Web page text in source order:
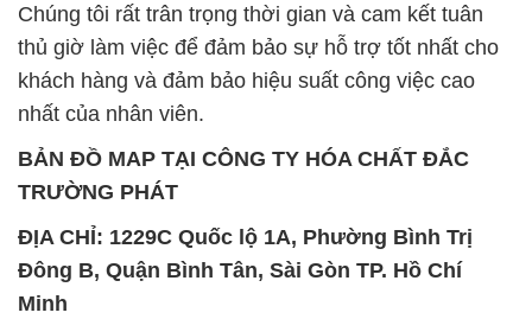
Chúng tôi rất trân trọng thời gian và cam kết tuân
thủ giờ làm việc để đảm bảo sự hỗ trợ tốt nhất cho
khách hàng và đảm bảo hiệu suất công việc cao
nhất của nhân viên.
BẢN ĐỒ MAP TẠI CÔNG TY HÓA CHẤT ĐẮC
TRƯỜNG PHÁT
ĐỊA CHỈ: 1229C Quốc lộ 1A, Phường Bình Trị
Đông B, Quận Bình Tân, Sài Gòn TP. Hồ Chí
Minh